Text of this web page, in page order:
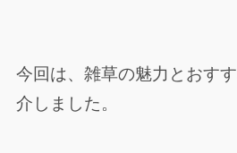
今回は、雑草の魅力とおす
介しました。